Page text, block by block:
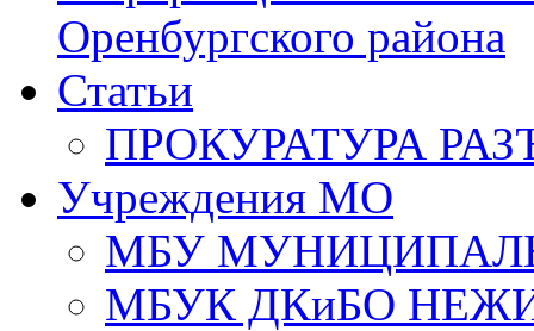
Оренбургского района
Статьи
ПРОКУРАТУРА
Учреждения МО
МБУ
МБУК ДКиБО